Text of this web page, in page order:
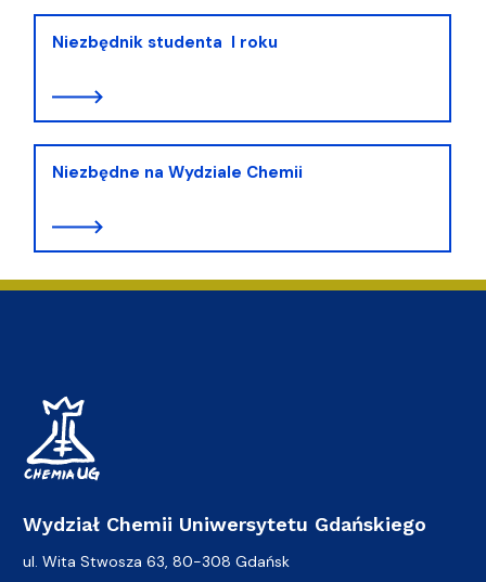
Niezbędnik studenta I roku
Niezbędne na Wydziale Chemii
Wydział Chemii Uniwersytetu Gdańskiego
ul. Wita Stwosza 63, 80-308 Gdańsk